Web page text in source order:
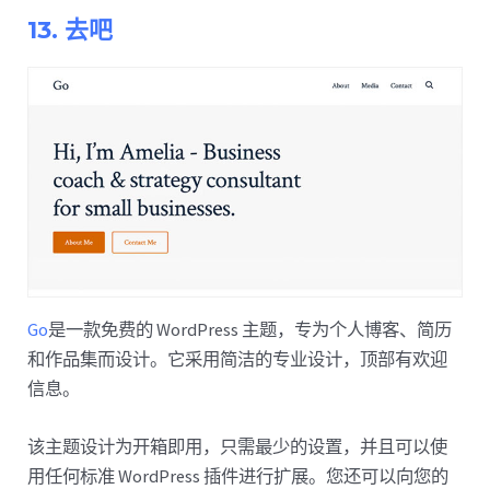
13. 去吧
Go是一款免费的 WordPress 主题，专为个人博客、简历
和作品集而设计。它采用简洁的专业设计，顶部有欢迎
信息。
该主题设计为开箱即用，只需最少的设置，并且可以使
用任何标准 WordPress 插件进行扩展。您还可以向您的